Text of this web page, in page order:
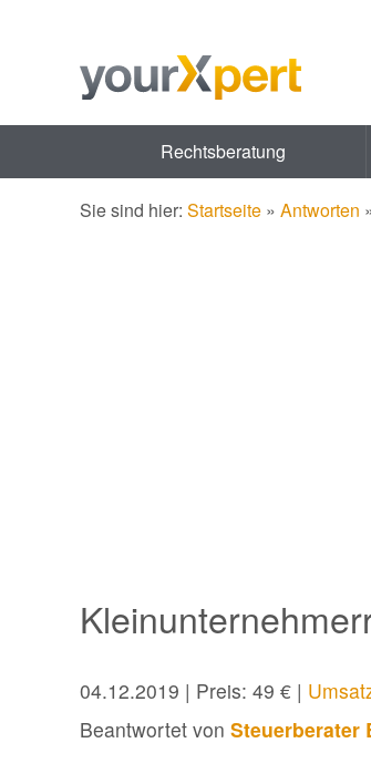
Rechtsberatung
Sie sind hier: Startseite » Antworten
04.12.2019 | Preis: 49 € |
Beantwortet von Steuerberater